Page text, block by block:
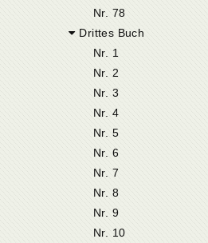
Nr. 78
Drittes Buch
Nr. 1
Nr. 2
Nr. 3
Nr. 4
Nr. 5
Nr. 6
Nr. 7
Nr. 8
Nr. 9
Nr. 10